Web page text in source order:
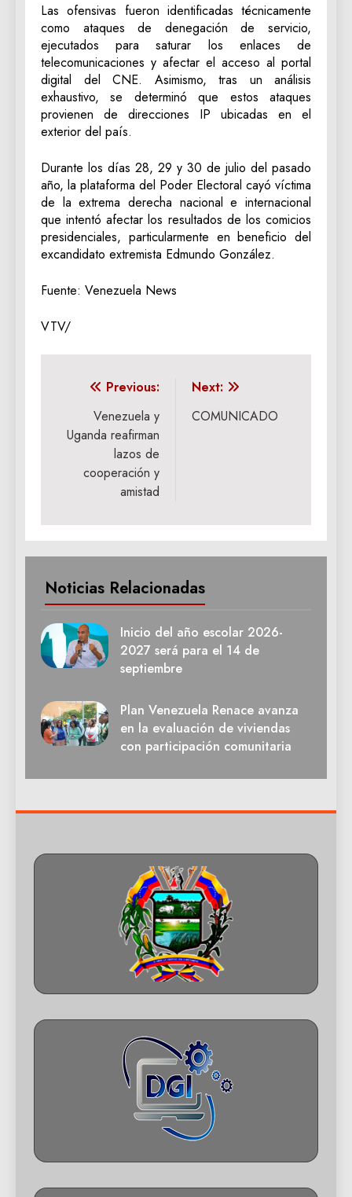
Las ofensivas fueron identificadas técnicamente
como ataques de denegación de servicio,
ejecutados para saturar los enlaces de
telecomunicaciones y afectar el acceso al portal
digital del CNE. Asimismo, tras un análisis
exhaustivo, se determinó que estos ataques
provienen de direcciones IP ubicadas en el
exterior del país.
Durante los días 28, 29 y 30 de julio del pasado
año, la plataforma del Poder Electoral cayó víctima
de la extrema derecha nacional e internacional
que intentó afectar los resultados de los comicios
presidenciales, particularmente en beneficio del
excandidato extremista Edmundo González.
Fuente: Venezuela News
VTV/
Navegación
entradas
Previous:
Venezuela y
Uganda reafirman
lazos de
cooperación y
amistad
Next:
COMUNICADO
Noticias Relacionadas
Inicio del año escolar 2026-
2027 será para el 14 de
septiembre
Plan Venezuela Renace avanza
en la evaluación de viviendas
con participación comunitaria